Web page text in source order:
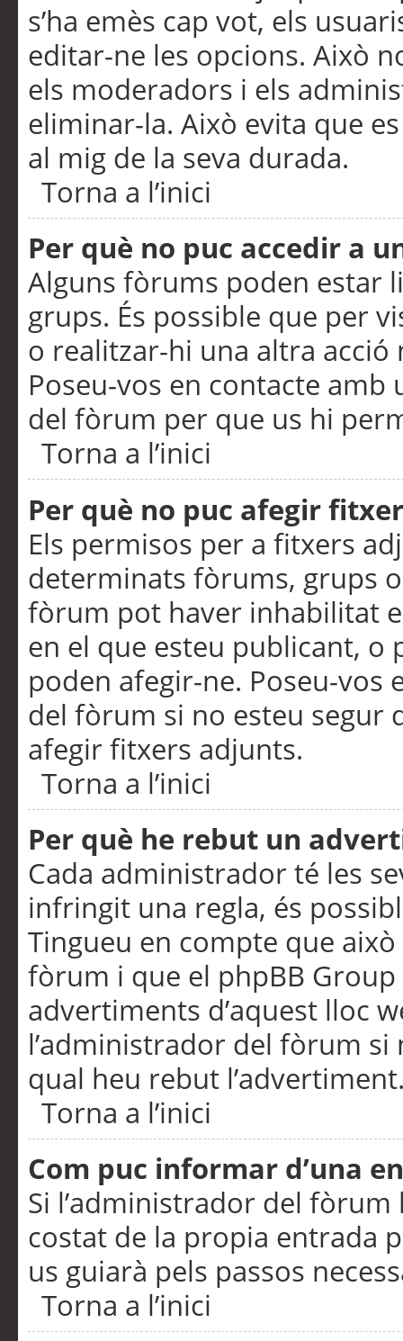
s’ha emès cap vot, els
editar-ne les opcions. Això
els moderadors i els
eliminar-la. Això evita que
al mig de la seva durada.
Torna a l’inici
Per què no puc accedir a
Alguns fòrums poden estar
grups. És possible que per
o realitzar-hi una altra acció
Poseu-vos en contacte
del fòrum per que us hi
Torna a l’inici
Per què no puc afegir
Els permisos per a fitxers
determinats fòrums, grups
fòrum pot haver inhabilitat
en el que esteu publicant,
poden afegir-ne. Poseu-vos
del fòrum si no esteu segur
afegir fitxers adjunts.
Torna a l’inici
Per què he rebut un
Cada administrador té les
infringit una regla, és
Tingueu en compte que
fòrum i que el phpBB
advertiments d’aquest lloc
l’administrador del fòrum
qual heu rebut
Torna a l’inici
Com puc informar d’una
Si l’administrador del
costat de la propia entrada
us guiarà pels passos
Torna a l’inici